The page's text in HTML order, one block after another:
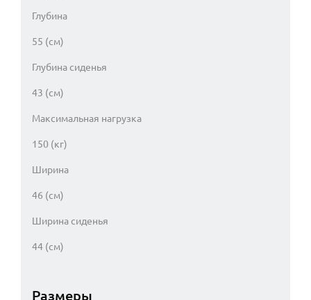
Глубина
55 (см)
Глубина сиденья
43 (см)
Максимальная нагрузка
150 (кг)
Ширина
46 (см)
Ширина сиденья
44 (см)
Размеры